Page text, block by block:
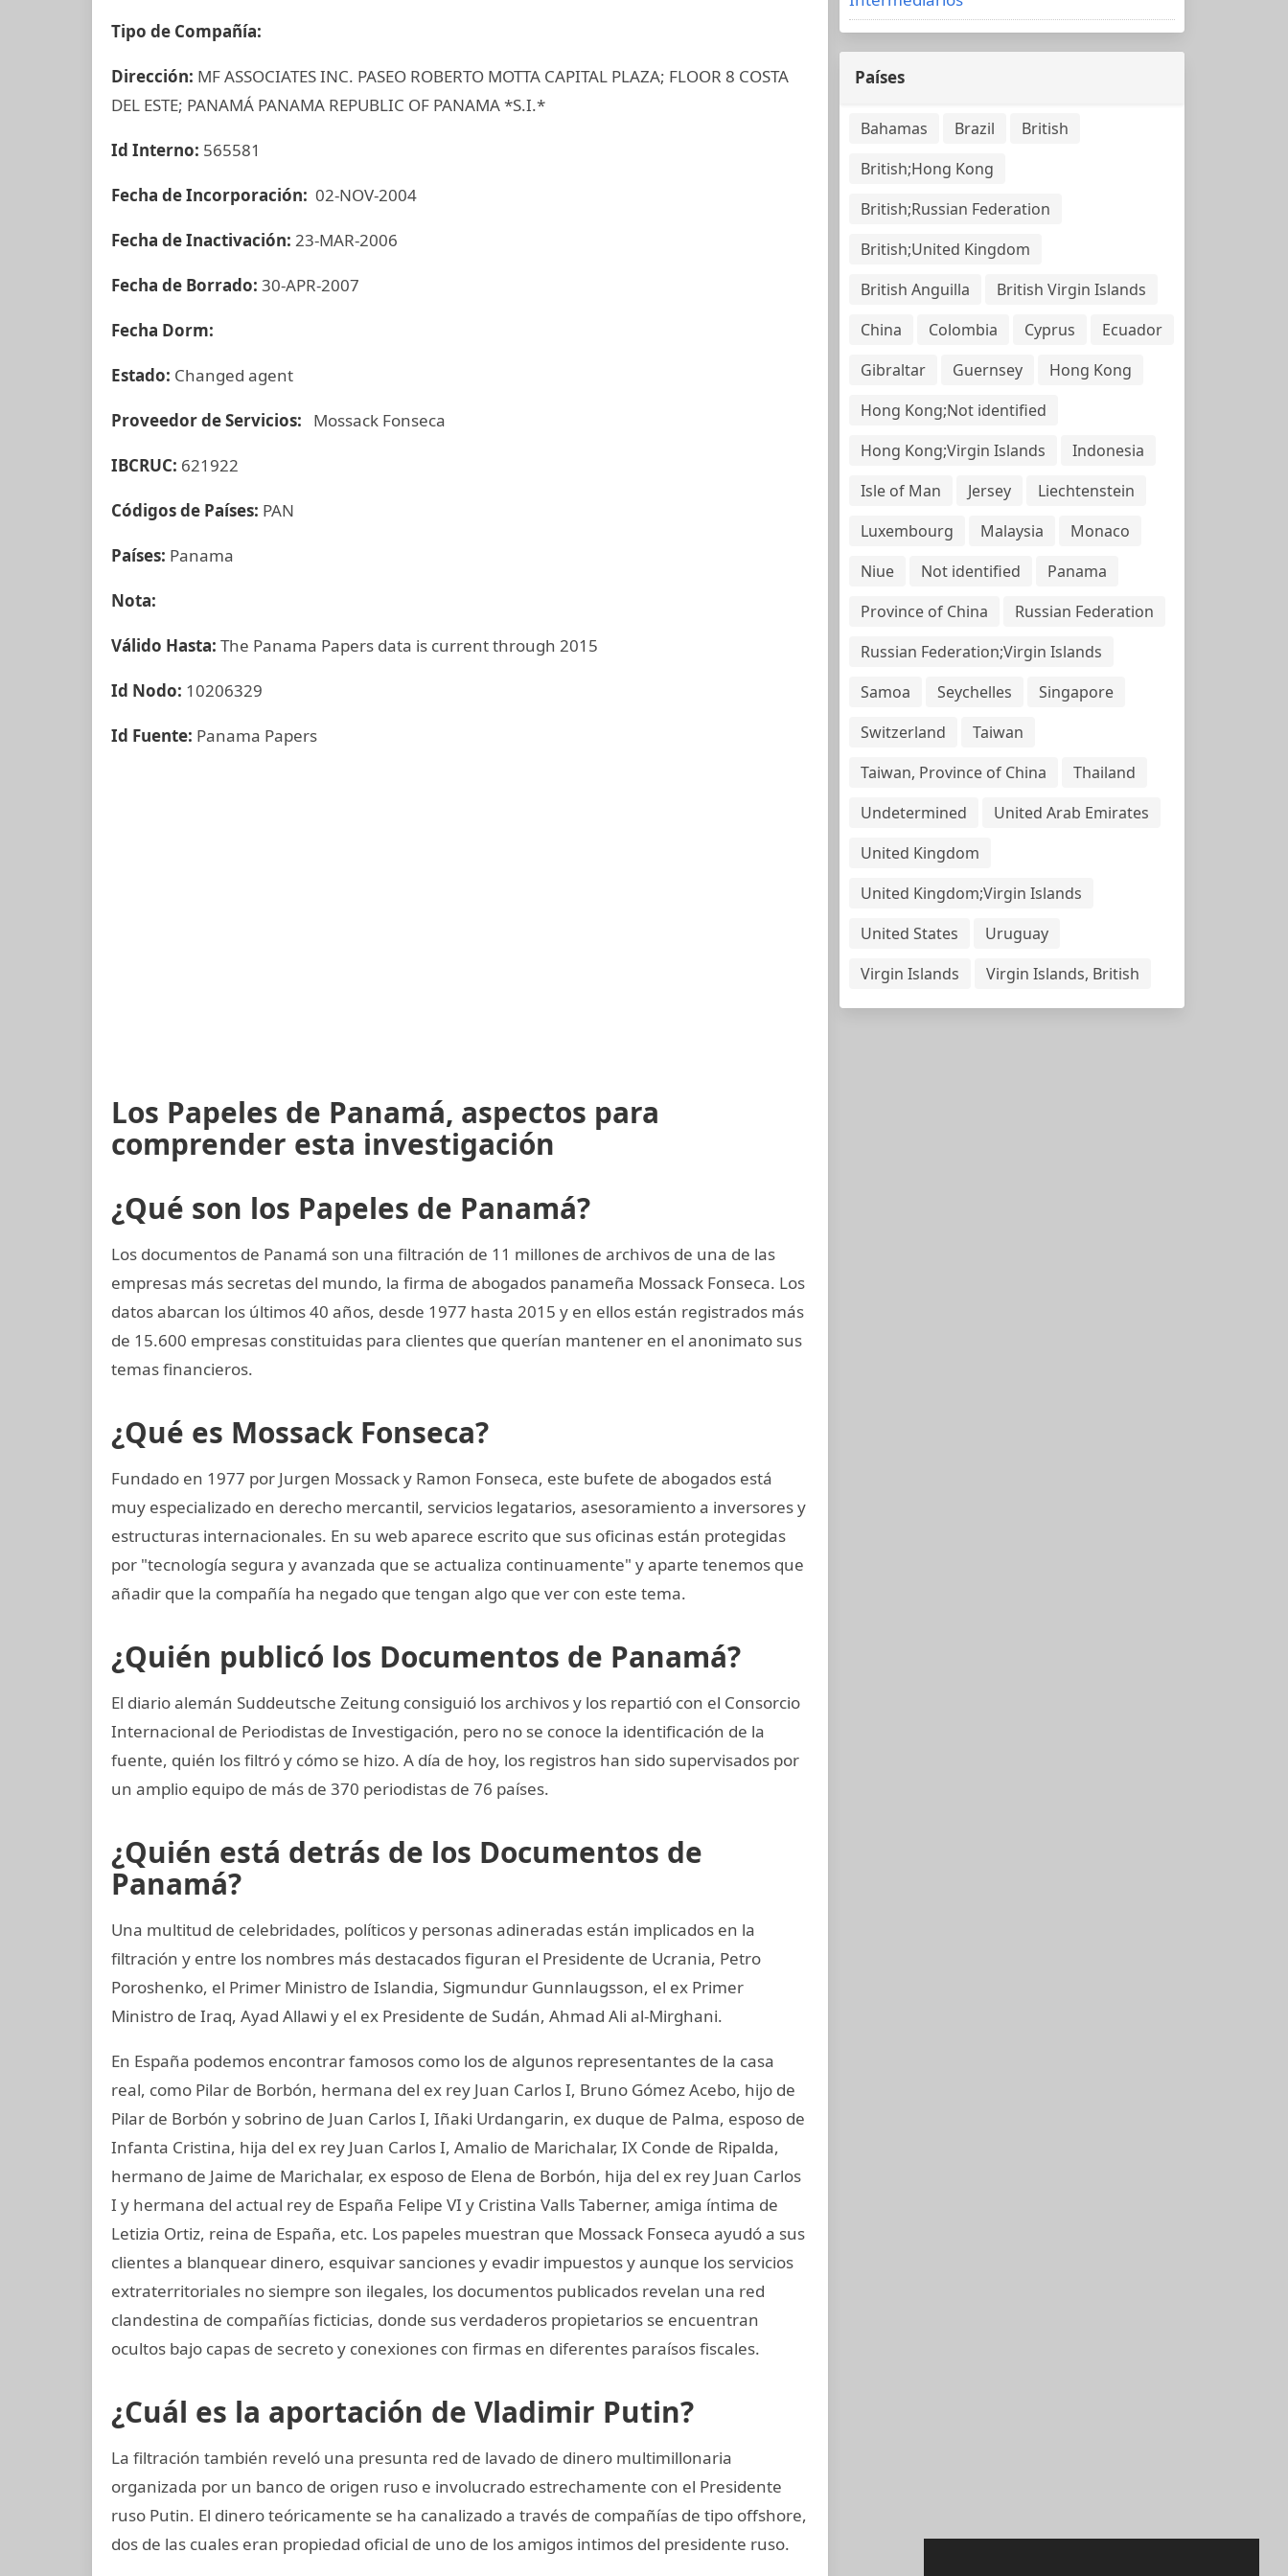
Tipo de Compañía:
Dirección: MF ASSOCIATES INC. PASEO ROBERTO MOTTA CAPITAL PLAZA; FLOOR 8 COSTA
DEL ESTE; PANAMÁ PANAMA REPUBLIC OF PANAMA *S.I.*
Id Interno: 565581
Fecha de Incorporación: 02-NOV-2004
Fecha de Inactivación: 23-MAR-2006
Fecha de Borrado: 30-APR-2007
Fecha Dorm:
Estado: Changed agent
Proveedor de Servicios: Mossack Fonseca
IBCRUC: 621922
Códigos de Países: PAN
Países: Panama
Nota:
Válido Hasta: The Panama Papers data is current through 2015
Id Nodo: 10206329
Id Fuente: Panama Papers
Los Papeles de Panamá, aspectos para
comprender esta investigación
¿Qué son los Papeles de Panamá?
Los documentos de Panamá son una filtración de 11 millones de archivos de una de las
empresas más secretas del mundo, la firma de abogados panameña Mossack Fonseca. Los
datos abarcan los últimos 40 años, desde 1977 hasta 2015 y en ellos están registrados más
de 15.600 empresas constituidas para clientes que querían mantener en el anonimato sus
temas financieros.
¿Qué es Mossack Fonseca?
Fundado en 1977 por Jurgen Mossack y Ramon Fonseca, este bufete de abogados está
muy especializado en derecho mercantil, servicios legatarios, asesoramiento a inversores y
estructuras internacionales. En su web aparece escrito que sus oficinas están protegidas
por "tecnología segura y avanzada que se actualiza continuamente" y aparte tenemos que
añadir que la compañía ha negado que tengan algo que ver con este tema.
¿Quién publicó los Documentos de Panamá?
El diario alemán Suddeutsche Zeitung consiguió los archivos y los repartió con el Consorcio
Internacional de Periodistas de Investigación, pero no se conoce la identificación de la
fuente, quién los filtró y cómo se hizo. A día de hoy, los registros han sido supervisados por
un amplio equipo de más de 370 periodistas de 76 países.
¿Quién está detrás de los Documentos de
Panamá?
Una multitud de celebridades, políticos y personas adineradas están implicados en la
filtración y entre los nombres más destacados figuran el Presidente de Ucrania, Petro
Poroshenko, el Primer Ministro de Islandia, Sigmundur Gunnlaugsson, el ex Primer
Ministro de Iraq, Ayad Allawi y el ex Presidente de Sudán, Ahmad Ali al-Mirghani.
En España podemos encontrar famosos como los de algunos representantes de la casa
real, como Pilar de Borbón, hermana del ex rey Juan Carlos I, Bruno Gómez Acebo, hijo de
Pilar de Borbón y sobrino de Juan Carlos I, Iñaki Urdangarin, ex duque de Palma, esposo de
Infanta Cristina, hija del ex rey Juan Carlos I, Amalio de Marichalar, IX Conde de Ripalda,
hermano de Jaime de Marichalar, ex esposo de Elena de Borbón, hija del ex rey Juan Carlos
I y hermana del actual rey de España Felipe VI y Cristina Valls Taberner, amiga íntima de
Letizia Ortiz, reina de España, etc. Los papeles muestran que Mossack Fonseca ayudó a sus
clientes a blanquear dinero, esquivar sanciones y evadir impuestos y aunque los servicios
extraterritoriales no siempre son ilegales, los documentos publicados revelan una red
clandestina de compañías ficticias, donde sus verdaderos propietarios se encuentran
ocultos bajo capas de secreto y conexiones con firmas en diferentes paraísos fiscales.
¿Cuál es la aportación de Vladimir Putin?
La filtración también reveló una presunta red de lavado de dinero multimillonaria
organizada por un banco de origen ruso e involucrado estrechamente con el Presidente
ruso Putin. El dinero teóricamente se ha canalizado a través de compañías de tipo offshore,
dos de las cuales eran propiedad oficial de uno de los amigos intimos del presidente ruso.
Países
Bahamas Brazil
British
British;Hong Kong
British;Russian Federation
British;United Kingdom
British Anguilla
British Virgin Islands
China
Colombia Cyprus
Ecuador
Gibraltar
Guernsey
Hong Kong
Hong Kong;Not identified
Hong Kong;Virgin Islands
Indonesia
Isle of Man
Jersey
Liechtenstein
Luxembourg
Malaysia
Monaco
Niue
Not identified
Panama
Province of China
Russian Federation
Russian Federation;Virgin Islands
Samoa
Seychelles
Singapore
Switzerland
Taiwan
Taiwan, Province of China
Thailand
Undetermined
United Arab Emirates
United Kingdom
United Kingdom;Virgin Islands
United States
Uruguay
Virgin Islands
Virgin Islands, British